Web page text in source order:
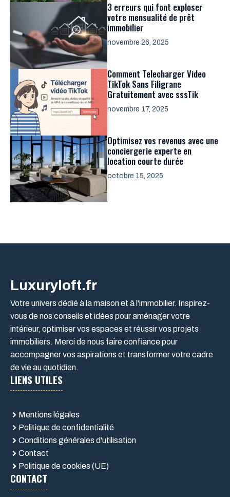
3 erreurs qui font exploser
votre mensualité de prêt
immobilier
novembre 26, 2025
Comment Telecharger Video
TikTok Sans Filigrane
Gratuitement avec sssTik
novembre 17, 2025
Optimisez vos revenus avec une
conciergerie experte en
location courte durée
octobre 15, 2025
Luxuryloft.fr
Votre univers dédié à la maison et à l'immobilier. Inspirez-
vous de nos conseils et idées pour aménager votre
intérieur, optimiser vos espaces et réussir vos projets
immobiliers. Merci de nous faire confiance pour
accompagner vos aspirations et transformer votre cadre
de vie au quotidien.
LIENS UTILES
Mentions légales
Politique de confidentialité
Conditions générales d'utilisation
Contact
Politique de cookies (UE)
CONTACT